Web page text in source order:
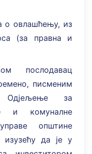
о овлашћењу, из
(за правна и
послодавац
писменим
Одјељење за
и комуналне
општине
да је у